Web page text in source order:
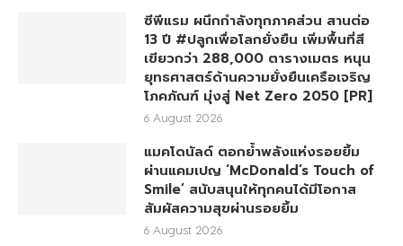
ซีพีแรม ผนึกกำลังทุกภาคส่วน สานต่อ
13 ปี #ปลูกเพื่อโลกยั่งยืน เพิ่มพื้นที่สี
เขียวกว่า 288,000 ตารางเมตร หนุน
ยุทธศาสตร์ด้านความยั่งยืนเครือเจริญ
โภคภัณฑ์ มุ่งสู่ Net Zero 2050 [PR]
6 August 2026
แมคโดนัลด์ ตอกย้ำพลังแห่งรอยยิ้ม
ผ่านแคมเปญ ‘McDonald’s Touch of
Smile’ สนับสนุนให้ทุกคนได้มีโอกาส
สัมผัสความสุขผ่านรอยยิ้ม
6 August 2026